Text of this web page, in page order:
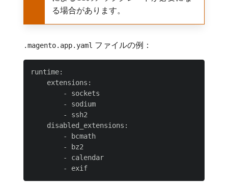
る場合があります。
.magento.app.yaml ファイルの例：
runtime:
    extensions:
        - sockets
        - sodium
        - ssh2
    disabled_extensions:
        - bcmath
        - bz2
        - calendar